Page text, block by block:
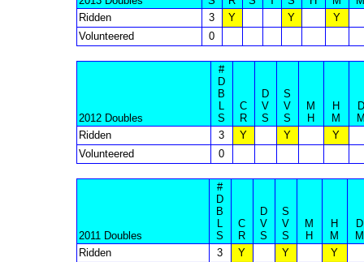
Ridden
3 Y Y
Y
Volunteered
0
2012 Doubles
#
D
B
L
S
C
R
D
V
S
S
V
S
M
H
H
M
D
Ridden
3 Y Y
Y
Volunteered
0
2011 Doubles
#
D
B
L
S
C
R
D
V
S
S
V
S
M
H
H
M
D
M
Ridden
3 Y Y
Y